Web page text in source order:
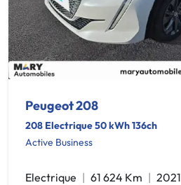
Peugeot 208
208 Electrique 50 kWh 136ch
Active Business
Electrique 61 624 Km
2021